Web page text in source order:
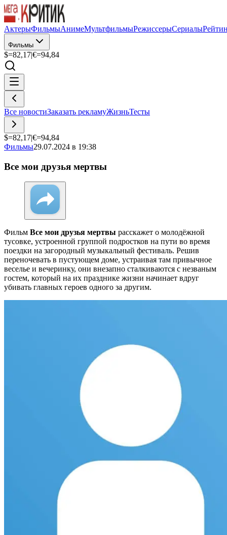
АктерыФильмыАнимеМультфильмыРежиссерыСериалы
Фильмы
$=82,17|€=94,84
Все новостиЗаказать рекламуЖизньТесты
$=82,17|€=94,84
Фильмы29.07.2024 в 19:38
Все мои друзья мертвы
Фильм Все мои друзья мертвы расскажет о молодёжной
тусовке, устроенной группой подростков на пути во время
поездки на загородный музыкальный фестиваль. Решив
переночевать в пустующем доме, устраивая там привычное
веселье и вечеринку, они внезапно сталкиваются с незваным
гостем, который на их празднике жизни начинает вдруг
убивать главных героев одного за другим.